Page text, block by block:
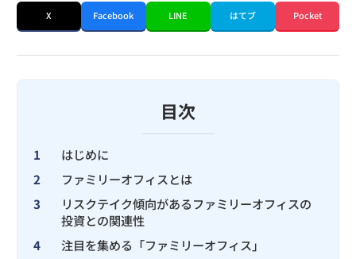
X Facebook LINE はてブ Pocket
目次
1
はじめに
2
ファミリーオフィスとは
3
リスクテイク傾向があるファミリーオフィスの
投資との関連性
4
注目を集める「ファミリーオフィス」